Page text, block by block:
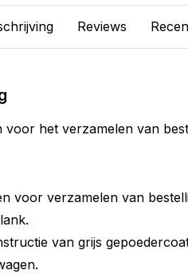
Reviews
voor het verzamelen van
voor verzamelen van
van grijs